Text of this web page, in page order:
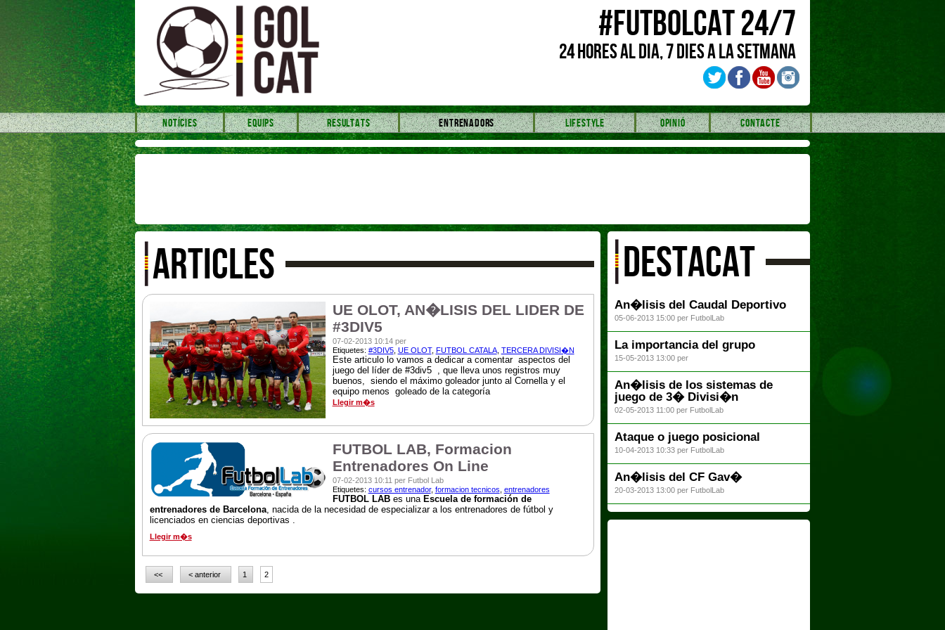
#FUTBOLCAT 24/7
24 HORES AL DIA, 7 DIES A LA SETMANA
NOTÍCIES EQUIPS RESULTATS ENTRENADORS LIFESTYLE OPINIÓ CONTACTE
ARTICLES
UE OLOT, AN�LISIS DEL LIDER DE
#3DIV5
07-02-2013 10:14 per
Etiquetes: #3DIV5, UE OLOT, FUTBOL CATALA, TERCERA DIVISI�N
Este articulo lo vamos a dedicar a comentar aspectos del
juego del líder de #3div5 , que lleva unos registros muy
buenos, siendo el máximo goleador junto al Cornella y el
equipo menos goleado de la categoría
Llegir m�s
FUTBOL LAB, Formacion
Entrenadores On Line
07-02-2013 10:11 per Futbol Lab
Etiquetes: cursos entrenador, formacion tecnicos entrenadores
FUTBOL LABes una Escuela de formación de
entrenadores de Barcelona, nacida de la necesidad de especializar a los entrenadores de fútbol y
licenciados en ciencias deportivas .
Llegir m�s
<< < anterior 1 2
DESTACAT
An�lisis del Caudal Deportivo
05-06-2013 15:00 per FutbolLab
La importancia del grupo
15-05-2013 13:00 per
An�lisis de los sistemas de
juego de 3� Divisi�n
02-05-2013 11:00 per FutbolLab
Ataque o juego posicional
10-04-2013 10:33 per FutbolLab
An�lisis del CF Gav�
20-03-2013 13:00 per FutbolLab